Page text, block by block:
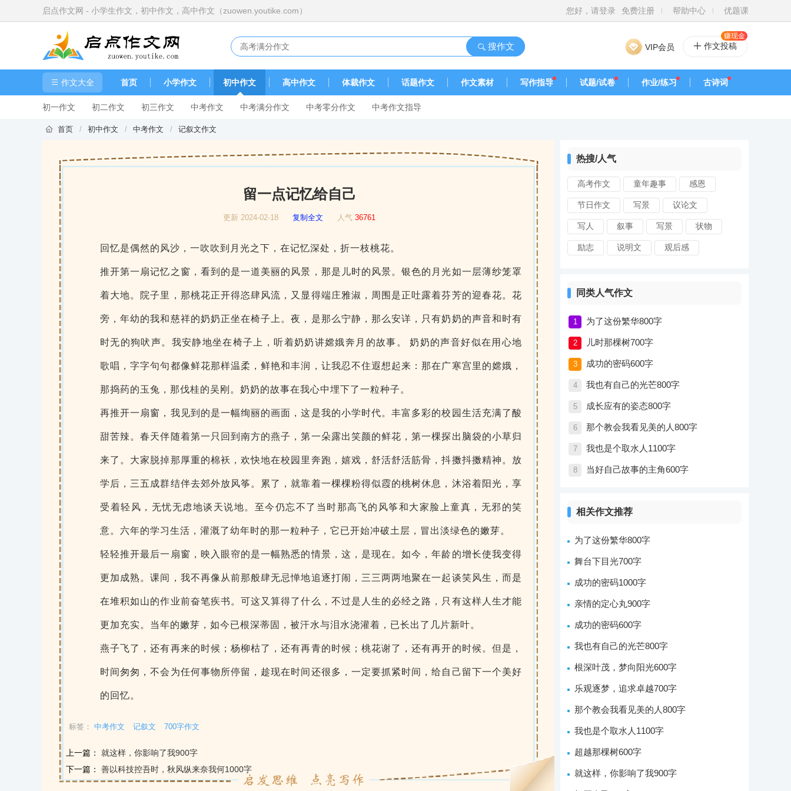
启点作文网 - 小学生作文，初中作文，高中作文（zuowen.youtike.com） 您好，请登录 免费注册 帮助中心 优题课
搜作文 VIP会员 作文投稿
赚现金
作文大全 首页 小学作文 初中作文 高中作文 体裁作文 话题作文 作文素材 写作指导 试题/试卷 作业/练习 古诗词
初一作文 初二作文 初三作文 中考作文 中考满分作文 中考零分作文 中考作文指导
首页 / 初中作文 / 中考作文 / 记叙文作文
留一点记忆给自己
更新 2024-02-18 复制全文 人气 36761
回忆是偶然的风沙，一吹吹到月光之下，在记忆深处，折一枝桃花。
推开第一扇记忆之窗，看到的是一道美丽的风景，那是儿时的风景。银色的月光如一层薄纱笼罩
着大地。院子里，那桃花正开得恣肆风流，又显得端庄雅淑，周围是正吐露着芬芳的迎春花。花
旁，年幼的我和慈祥的奶奶正坐在椅子上。夜，是那么宁静，那么安详，只有奶奶的声音和时有
时无的狗吠声。我安静地坐在椅子上，听着奶奶讲嫦娥奔月的故事。 奶奶的声音好似在用心地
歌唱，字字句句都像鲜花那样温柔，鲜艳和丰润，让我忍不住遐想起来：那在广寒宫里的嫦娥，
那捣药的玉兔，那伐桂的吴刚。奶奶的故事在我心中埋下了一粒种子。
再推开一扇窗，我见到的是一幅绚丽的画面，这是我的小学时代。丰富多彩的校园生活充满了酸
甜苦辣。春天伴随着第一只回到南方的燕子，第一朵露出笑颜的鲜花，第一棵探出脑袋的小草归
来了。大家脱掉那厚重的棉袄，欢快地在校园里奔跑，嬉戏，舒活舒活筋骨，抖擞抖擞精神。放
学后，三五成群结伴去郊外放风筝。累了，就靠着一棵棵粉得似霞的桃树休息，沐浴着阳光，享
受着轻风，无忧无虑地谈天说地。至今仍忘不了当时那高飞的风筝和大家脸上童真，无邪的笑
意。六年的学习生活，灌溉了幼年时的那一粒种子，它已开始冲破土层，冒出淡绿色的嫩芽。
轻轻推开最后一扇窗，映入眼帘的是一幅熟悉的情景，这，是现在。如今，年龄的增长使我变得
更加成熟。课间，我不再像从前那般肆无忌惮地追逐打闹，三三两两地聚在一起谈笑风生，而是
在堆积如山的作业前奋笔疾书。可这又算得了什么，不过是人生的必经之路，只有这样人生才能
更加充实。当年的嫩芽，如今已根深蒂固，被汗水与泪水浇灌着，已长出了几片新叶。
燕子飞了，还有再来的时候；杨柳枯了，还有再青的时候；桃花谢了，还有再开的时候。但是，
时间匆匆，不会为任何事物所停留，趁现在时间还很多，一定要抓紧时间，给自己留下一个美好
的回忆。
标签： 中考作文 记叙文 700字作文
上一篇： 就这样，你影响了我900字
下一篇： 善以科技控吾时，秋风纵来奈我何1000字
热搜/人气
高考作文 童年趣事 感恩
节日作文 写景 议论文
写人 叙事 写景 状物
励志 说明文 观后感
同类人气作文
1 为了这份繁华800字
2 儿时那棵树700字
3 成功的密码600字
4 我也有自己的光芒800字
5 成长应有的姿态800字
6 那个教会我看见美的人800字
7 我也是个取水人1100字
8 当好自己故事的主角600字
相关作文推荐
为了这份繁华800字
舞台下目光700字
成功的密码1000字
亲情的定心丸900字
成功的密码600字
我也有自己的光芒800字
根深叶茂，梦向阳光600字
乐观逐梦，追求卓越700字
那个教会我看见美的人800字
我也是个取水人1100字
超越那棵树600字
就这样，你影响了我900字